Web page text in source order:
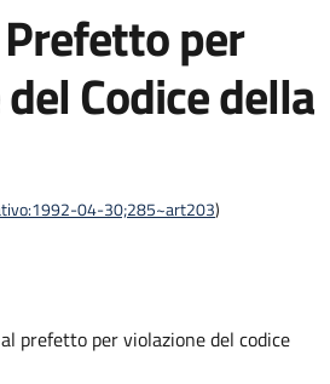
per
Codice della
04-30;285~art203)
prefetto per violazione del codice